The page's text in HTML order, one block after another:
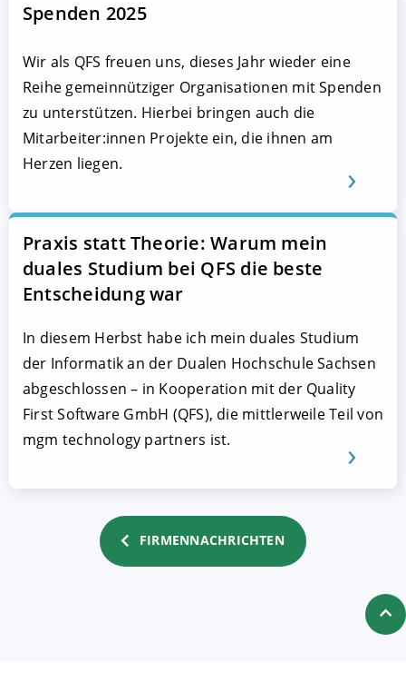
Spenden 2025
Wir als QFS freuen uns, dieses Jahr wieder eine
Reihe gemeinnütziger Organisationen mit Spenden
zu unterstützen. Hierbei bringen auch die
Mitarbeiter:innen Projekte ein, die ihnen am
Herzen liegen.
Praxis statt Theorie: Warum mein
duales Studium bei QFS die beste
Entscheidung war
In diesem Herbst habe ich mein duales Studium
der Informatik an der Dualen Hochschule Sachsen
abgeschlossen – in Kooperation mit der Quality
First Software GmbH (QFS), die mittlerweile Teil von
mgm technology partners ist.
FIRMENNACHRICHTEN